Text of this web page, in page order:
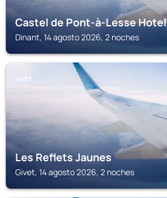
Castel de Pont-à-Lesse Hotel
Dinant, 14 agosto 2026, 2 noches
GIVET
Les Reflets Jaunes
Givet, 14 agosto 2026, 2 noches